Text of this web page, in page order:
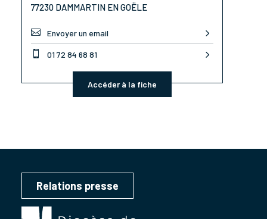
77230 DAMMARTIN EN GOËLE
 Envoyer un email
 01 72 84 68 81
Accéder à la fiche
Relations presse